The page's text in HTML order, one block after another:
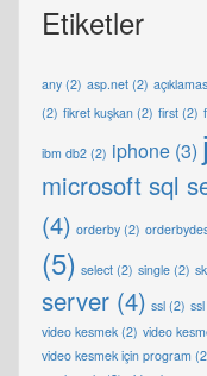
Etiketler
any (2) asp.net (2)
(2) fikret kuşkan (2) first (2)
ibm db2 (2) iphone (3)
microsoft sql
(4) orderby (2)
(5) select (2) single (2)
server (4) ssl (2)
video kesmek (2) video
video kesmek için program